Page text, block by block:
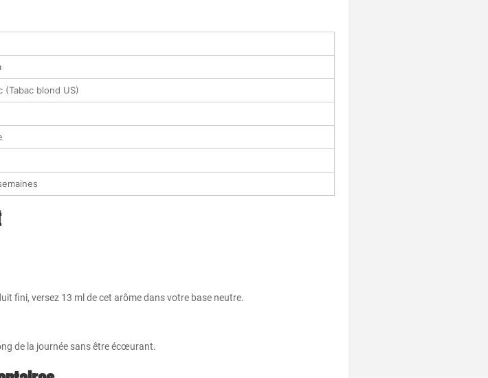
(Tabac blond US)
fini, versez 13 ml de cet arôme dans votre base neutre.
de la journée sans être écœurant.